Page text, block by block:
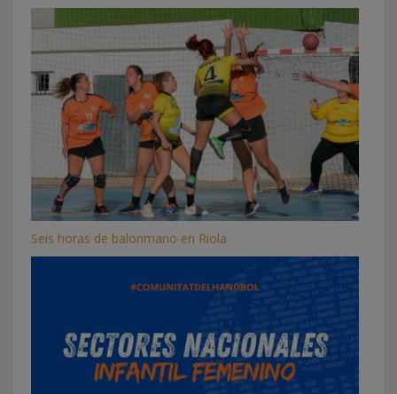
Seis horas de balonmano en Riola